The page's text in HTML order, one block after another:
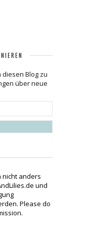
diesen Blog zu
über neue
nicht anders
und
Please do